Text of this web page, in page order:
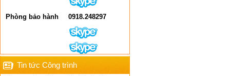
Phòng bảo hành 0918.248297
Tin tức Công trình